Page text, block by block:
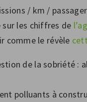
/ km /
sur les chiffres de
comme le révèle
de la
polluants à